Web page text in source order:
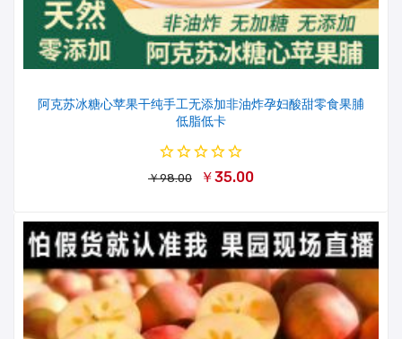
阿克苏冰糖心苹果干纯手工无添加非油炸孕妇酸甜零食果脯
低脂低卡
￥98.00 ￥35.00